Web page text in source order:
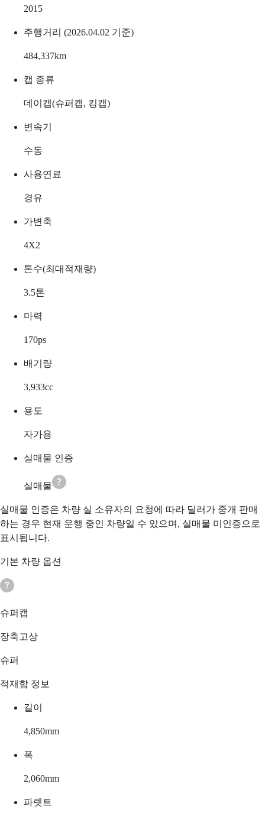
2015
주행거리 (2026.04.02 기준)
484,337km
캡 종류
데이캡(슈퍼캡, 킹캡)
변속기
수동
사용연료
경유
가변축
4X2
톤수(최대적재량)
3.5톤
마력
170ps
배기량
3,933cc
용도
자가용
실매물 인증
실매물
실매물 인증은 차량 실 소유자의 요청에 따라 딜러가 중개 판매
하는 경우 현재 운행 중인 차량일 수 있으며, 실매물 미인증으로
표시됩니다.
기본 차량 옵션
슈퍼캡
장축고상
슈퍼
적재함 정보
길이
4,850mm
폭
2,060mm
파렛트